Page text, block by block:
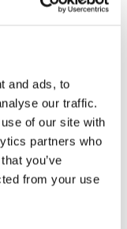
and ads, to
our traffic.
of our site with
partners who
you’ve
from your use
che arricchisce
dall'accordo che
la cultura della